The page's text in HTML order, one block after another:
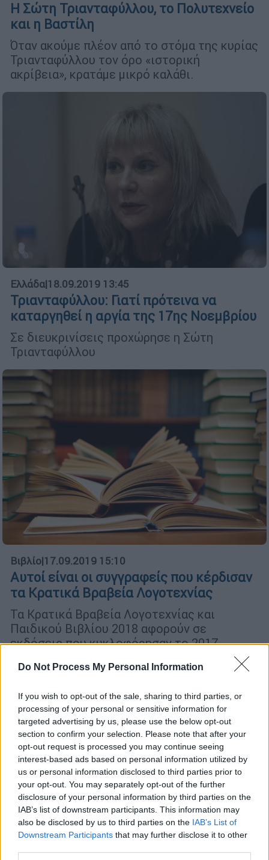
Do Not Process My Personal Information
If you wish to opt-out of the sale, sharing to third parties, or
processing of your personal or sensitive information for
targeted advertising by us, please use the below opt-out
section to confirm your selection. Please note that after your
opt-out request is processed you may continue seeing
interest-based ads based on personal information utilized by
us or personal information disclosed to third parties prior to
your opt-out. You may separately opt-out of the further
disclosure of your personal information by third parties on the
IAB’s list of downstream participants. This information may
also be disclosed by us to third parties on the IAB’s List of
Downstream Participants that may further disclose it to other
Η Σώτη Τριανταφύλλου, το Πολυτεχνείο
και η Βαστίλη
Όταν ακούμε πλέον από το στόμα της κυρίας
Τριανταφύλλου τον όρο «ιστορική
ακρίβεια», κρατάμε μικρό καλάθι.
Ελλάδα|18.09.2019 13:45
Τριανταφύλλου: Γιατί πρότεινα να
καταργηθεί η αργία της 17ης Νοεμβρίου
Σε διευκρινίσεις προχώρησε η Σώτη
Τριανταφύλλου
Βιβλίο|17.09.2019 15:10
Αυτοί είναι οι συγγραφείς που κέρδισαν
τα Κρατικά Βραβεία Λογοτεχνίας
Τα Κρατικά Βραβεία Λογοτεχνίας και
Παιδικού Βιβλίου 2018 αφορούν σε
εκδόσεις που κυκλοφόρησαν το 2017
Ελλάδα|17.09.2019 12:15